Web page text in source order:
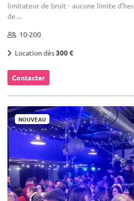
limitateur de bruit - aucune limite
de ...
10-200
Location dès300 €
Contacter
NOUVEAU